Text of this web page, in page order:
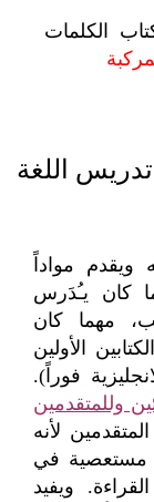
الكلمات
اللغة
مواداً
كان يـُدَرس
مهما كان
الأولين
فوراً).
وللمتقدمين
لأنه
مستعصية في
ويفيد